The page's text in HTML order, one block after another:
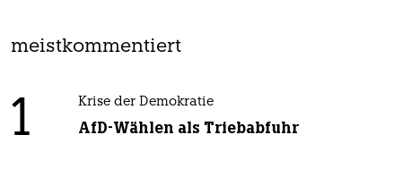
meistkommentiert
1 Krise der Demokratie
AfD-Wählen als Triebabfuhr